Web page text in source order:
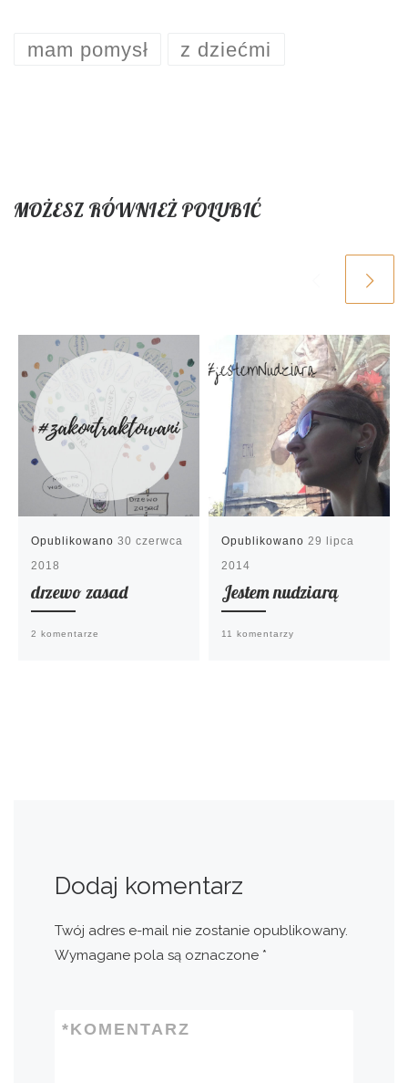
mam pomysł z dziećmi
MOŻESZ RÓWNIEŻ POLUBIĆ
Opublikowano30 czerwca
2018
drzewo zasad
2 komentarze
Opublikowano29 lipca
2014
Jestem nudziarą
11 komentarzy
Dodaj komentarz
Twój adres e-mail nie zostanie opublikowany.
Wymagane pola są oznaczone *
KOMENTARZ
*